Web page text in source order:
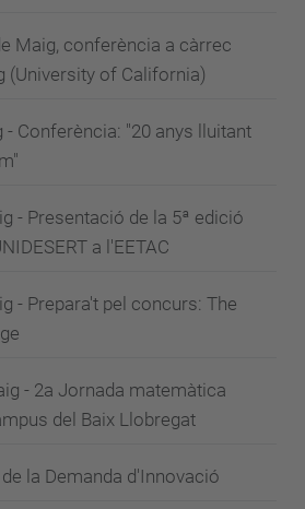
Maig, conferència a càrrec
(University of California)
- Conferència: "20 anys lluitant
- Presentació de la 5ª edició
a l'EETAC
- Prepara't pel concurs: The
- 2a Jornada matemàtica
del Baix Llobregat
la Demanda d'Innovació